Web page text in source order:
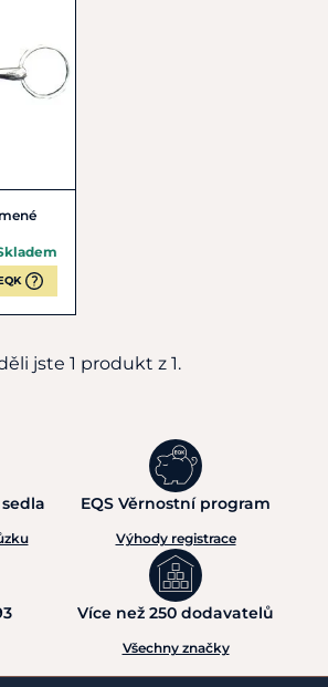
jste 1 produkt z 1.
EQS Věrnostní program
Výhody registrace
Více než 250 dodavatelů
Všechny značky